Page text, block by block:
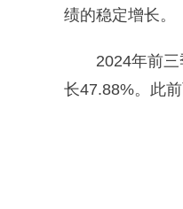
绩的稳定增长。
2024年前
长47.88%。此